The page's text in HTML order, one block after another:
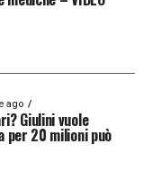
ago
Giulini vuole
per 20 milioni può